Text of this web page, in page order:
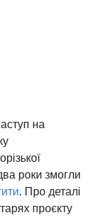
на
роки змогли
. Про деталі
проєкту